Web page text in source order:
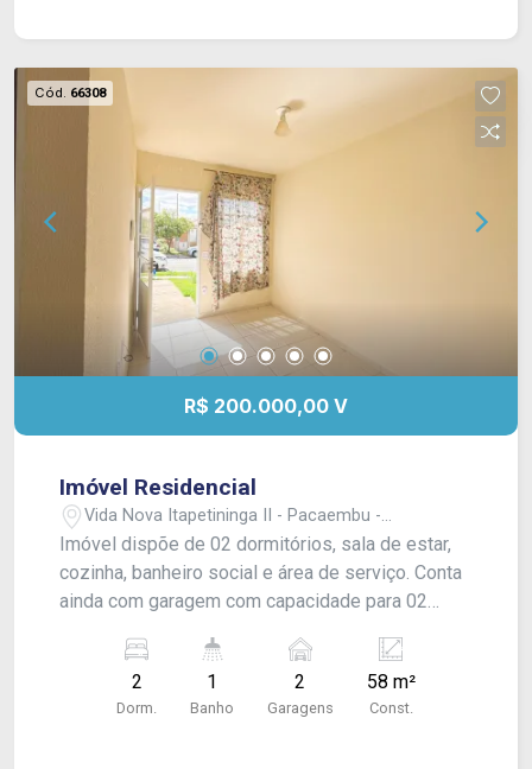
Cód. 66308
R$ 200.000,00 V
Imóvel Residencial
Vida Nova Itapetininga II - Pacaembu -
Itapetininga/SP
Imóvel dispõe de 02 dormitórios, sala de estar,
cozinha, banheiro social e área de serviço. Conta
ainda com garagem com capacidade para 02
oferecendo praticidade e fácil manutenção.
2
Dorm.
1
Banho
2
Garagens
58 m²
Const.